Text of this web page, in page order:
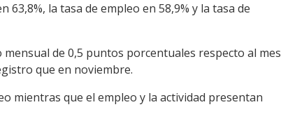
la tasa de empleo en 58,9% y la tasa de
de 0,5 puntos porcentuales respecto al mes
que en noviembre.
mientras que el empleo y la actividad presentan